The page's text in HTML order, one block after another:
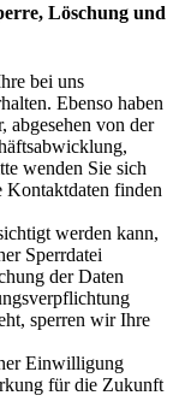
Löschung und
bei uns
Ebenso haben
abgesehen von der
wenden Sie sich
Kontaktdaten finden
werden kann,
Sperrdatei
der Daten
sperren wir Ihre
Einwilligung
für die Zukunft